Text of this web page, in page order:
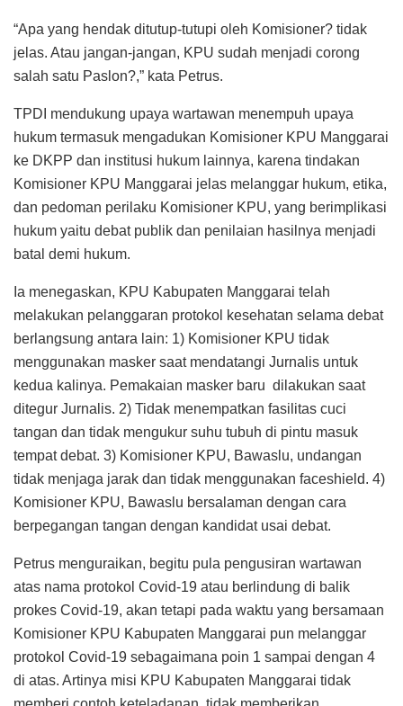
“Apa yang hendak ditutup-tutupi oleh Komisioner? tidak
jelas. Atau jangan-jangan, KPU sudah menjadi corong
salah satu Paslon?,” kata Petrus.
TPDI mendukung upaya wartawan menempuh upaya
hukum termasuk mengadukan Komisioner KPU Manggarai
ke DKPP dan institusi hukum lainnya, karena tindakan
Komisioner KPU Manggarai jelas melanggar hukum, etika,
dan pedoman perilaku Komisioner KPU, yang berimplikasi
hukum yaitu debat publik dan penilaian hasilnya menjadi
batal demi hukum.
Ia menegaskan, KPU Kabupaten Manggarai telah
melakukan pelanggaran protokol kesehatan selama debat
berlangsung antara lain: 1) Komisioner KPU tidak
menggunakan masker saat mendatangi Jurnalis untuk
kedua kalinya. Pemakaian masker baru dilakukan saat
ditegur Jurnalis. 2) Tidak menempatkan fasilitas cuci
tangan dan tidak mengukur suhu tubuh di pintu masuk
tempat debat. 3) Komisioner KPU, Bawaslu, undangan
tidak menjaga jarak dan tidak menggunakan faceshield. 4)
Komisioner KPU, Bawaslu bersalaman dengan cara
berpegangan tangan dengan kandidat usai debat.
Petrus menguraikan, begitu pula pengusiran wartawan
atas nama protokol Covid-19 atau berlindung di balik
prokes Covid-19, akan tetapi pada waktu yang bersamaan
Komisioner KPU Kabupaten Manggarai pun melanggar
protokol Covid-19 sebagaimana poin 1 sampai dengan 4
di atas. Artinya misi KPU Kabupaten Manggarai tidak